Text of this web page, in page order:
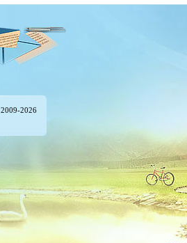
, 2009-2026